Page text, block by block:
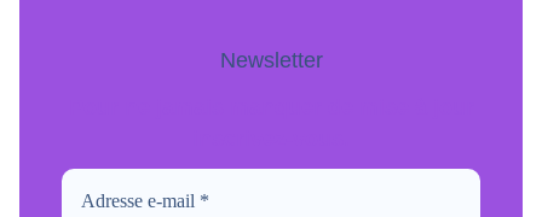
Newsletter